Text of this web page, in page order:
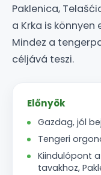
Paklenica,
a Krka is
Mindez a
céljává teszi.
Előnyök
Gazdag, jól
Tengeri
Kiindulópont
tavakhoz,